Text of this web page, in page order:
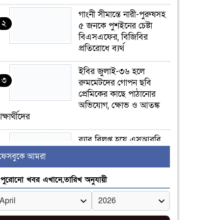
২
গাংনী সীমান্তে নারী-পুরুষসহ
৫ জনকে পুশইনের চেষ্টা
বিএসএফের, বিজিবির
প্রতিরোধে ব্যর্থ
৩
ইবির জুলাই-৩৬ হলে
রুমমেটদের গোপন ছবি
প্রেমিকের কাছে পাঠানোর
অভিযোগ, ক্ষোভ ও আতঙ্ক
৪
র‍্যাব বিলুপ্ত হয়ে এসআরবি,
৫
খোকসায় বিএনপি নেতা
নাফিজ আহমেদ রাজুর ওপর
সশস্ত্র হামলা, গুরুতর আহত
আমরা
পুরোনো খবর এখানে,তারিখ অনুযায়ী